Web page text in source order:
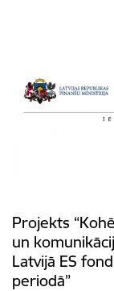
Projekts
un
Latvijā ES
periodā”